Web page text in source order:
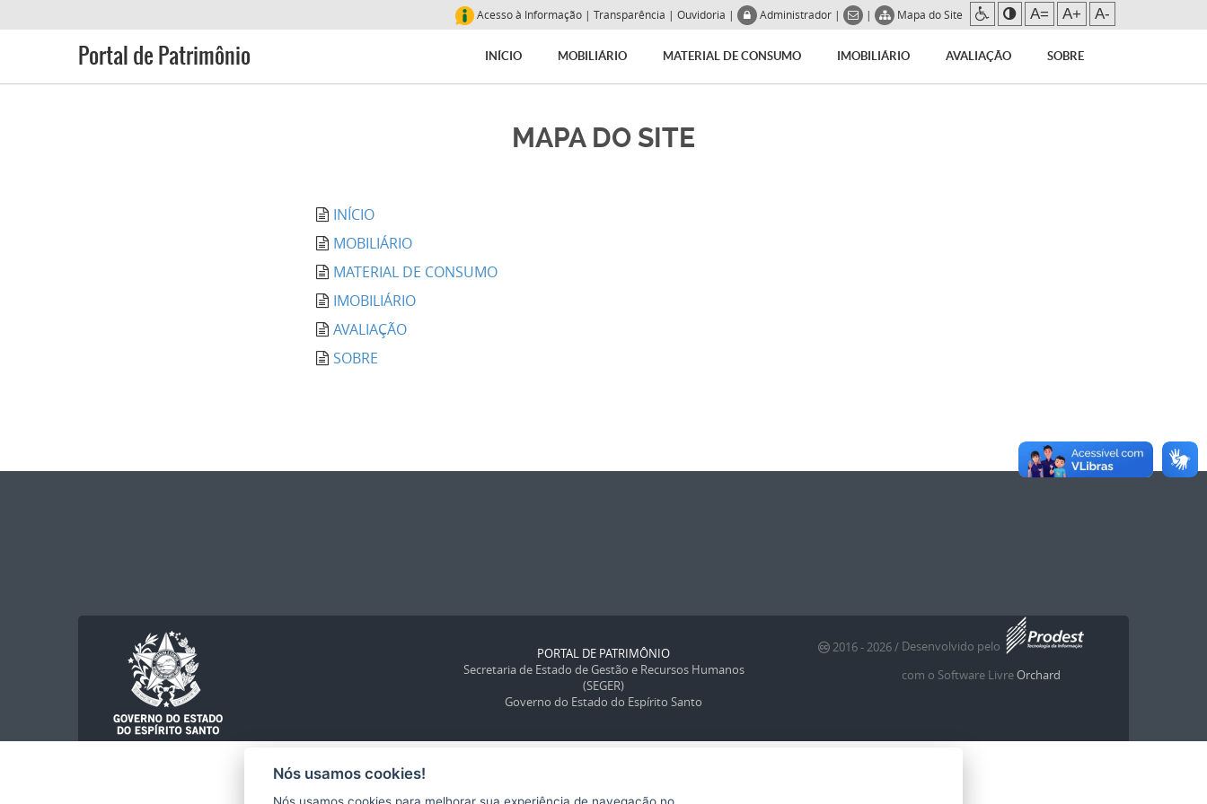
Acesso à Informação | Transparência | Ouvidoria | Administrador | | Mapa do Site A= A+ A-
Portal de Patrimônio INÍCIO MOBILIÁRIO MATERIAL DE CONSUMO IMOBILIÁRIO AVALIAÇÃO SOBRE
MAPA DO SITE
INÍCIO
MOBILIÁRIO
MATERIAL DE CONSUMO
IMOBILIÁRIO
AVALIAÇÃO
SOBRE
PORTAL DE PATRIMÔNIO
Secretaria de Estado de Gestão e Recursos Humanos
(SEGER)
Governo do Estado do Espírito Santo
2016- 2026/ Desenvolvido pelo
com o Software LivreOrchard
Nós usamos cookies!